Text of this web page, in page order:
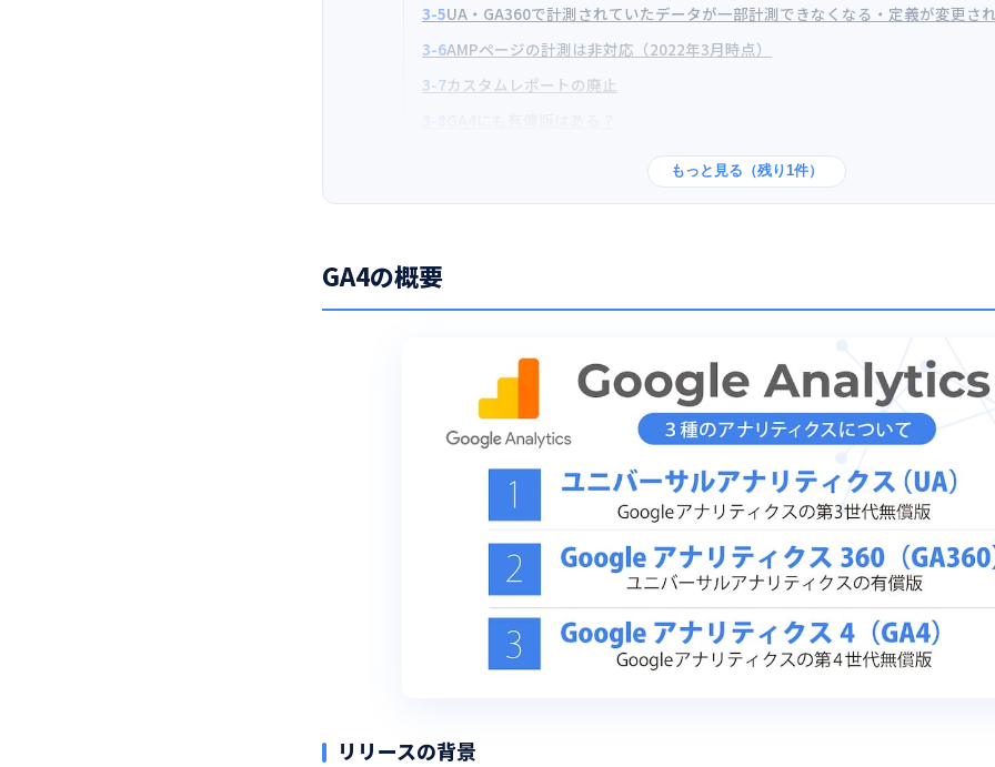
3-5UA・GA360で計測されていたデータが一部計測できなくなる・定義が変更さ
3-6AMPページの計測は非対応（2022年3月時点）
3-7カスタムレポートの廃止
もっと見る（残り1件）
GA4の概要
リリースの背景